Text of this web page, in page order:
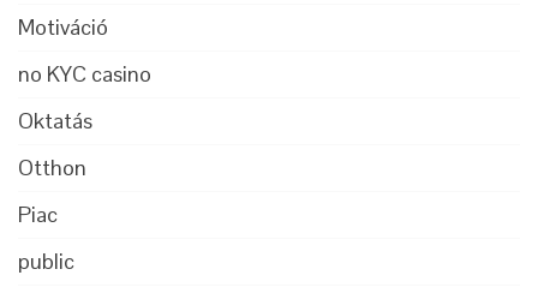
Motiváció
no KYC casino
Oktatás
Otthon
Piac
public